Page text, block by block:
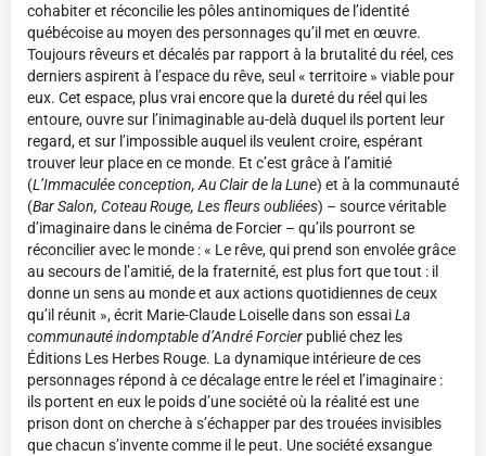
cohabiter et réconcilie les pôles antinomiques de l’identité
québécoise au moyen des personnages qu’il met en œuvre.
Toujours rêveurs et décalés par rapport à la brutalité du réel, ces
derniers aspirent à l’espace du rêve, seul « territoire » viable pour
eux. Cet espace, plus vrai encore que la dureté du réel qui les
entoure, ouvre sur l’inimaginable au-delà duquel ils portent leur
regard, et sur l’impossible auquel ils veulent croire, espérant
trouver leur place en ce monde. Et c’est grâce à l’amitié
(L’Immaculée conception, Au Clair de la Lune) et à la communauté
(Bar Salon, Coteau Rouge, Les fleurs oubliées) – source véritable
d’imaginaire dans le cinéma de Forcier – qu’ils pourront se
réconcilier avec le monde : « Le rêve, qui prend son envolée grâce
au secours de l’amitié, de la fraternité, est plus fort que tout : il
donne un sens au monde et aux actions quotidiennes de ceux
qu’il réunit », écrit Marie-Claude Loiselle dans son essaiLa
communauté indomptable d’André Forcier publié chez les
Éditions Les Herbes Rouge. La dynamique intérieure de ces
personnages répond à ce décalage entre le réel et l’imaginaire :
ils portent en eux le poids d’une société où la réalité est une
prison dont on cherche à s’échapper par des trouées invisibles
que chacun s’invente comme il le peut. Une société exsangue